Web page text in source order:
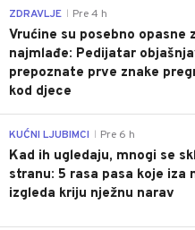
ZDRAVLJE Pre 4 h
Vrućine su posebno opasne
najmlađe: Pedijatar
prepoznate prve znake
kod djece
KUĆNI LJUBIMCI Pre 6 h
Kad ih ugledaju, mnogi se
stranu: 5 rasa pasa koje iza
izgleda kriju nježnu narav